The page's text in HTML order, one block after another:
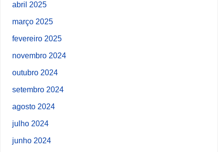
abril 2025
março 2025
fevereiro 2025
novembro 2024
outubro 2024
setembro 2024
agosto 2024
julho 2024
junho 2024